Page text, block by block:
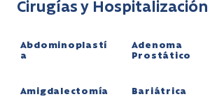
Cirugías y Hospitalización
Abdominoplastí
a
Amigdalectomía
Adenoma
Prostático
Bariátrica